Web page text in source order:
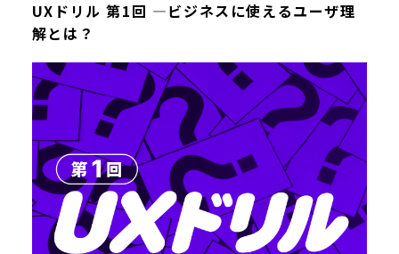
UXドリル 第1回 ―ビジネスに使えるユーザ理
解とは？